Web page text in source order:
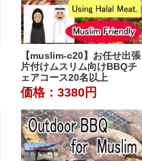
【muslim-c20】お任せ出張
片付けムスリム向けBBQチ
ェアコース20名以上
価格：3380円